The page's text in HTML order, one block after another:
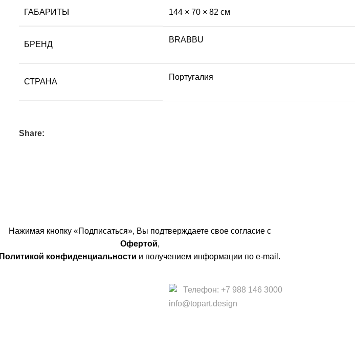
ГАБАРИТЫ 144 × 70 × 82 см
БРЕНД
BRABBU
СТРАНА
Португалия
Share:
Нажимая кнопку «Подписаться», Вы подтверждаете свое согласие с
Офертой,
Политикой конфиденциальности и получением информации по e-mail.
Телефон: +7 988 146 3000
info@topart.design